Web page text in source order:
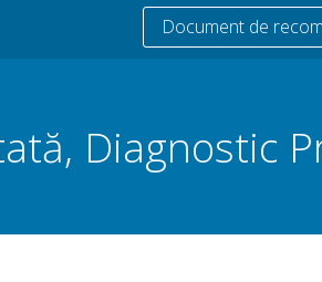
Document de
, Diagnostic